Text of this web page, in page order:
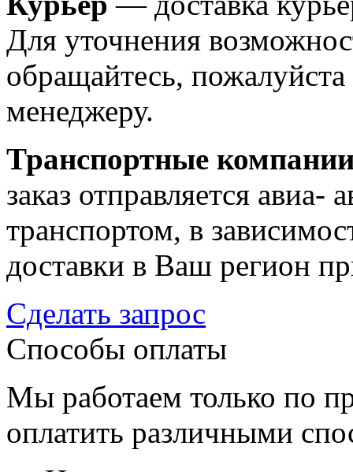
Для уточнения
обращайтесь,
менеджеру.
Транспортные
заказ отправляется
транспортом, в
доставки в Ваш регион
Сделать запрос
Способы оплаты
Мы работаем только по
оплатить различными